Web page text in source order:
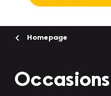
Homepage